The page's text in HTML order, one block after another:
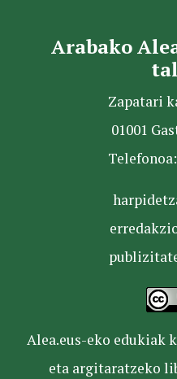
Arabako
Zapatari
01001
Alea.eus-eko edukiak
eta argitaratzeko